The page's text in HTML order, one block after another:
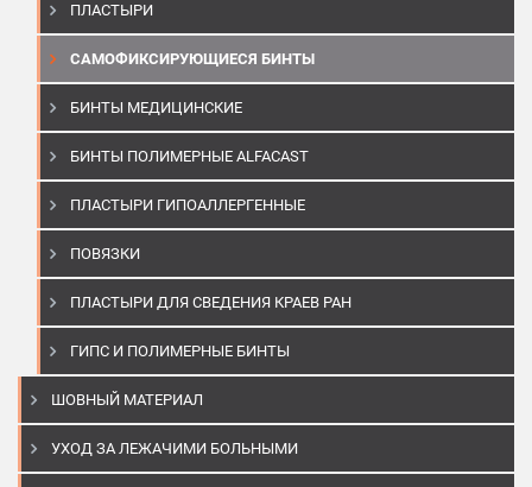
ПЛАСТЫРИ
САМОФИКСИРУЮЩИЕСЯ БИНТЫ
БИНТЫ МЕДИЦИНСКИЕ
БИНТЫ ПОЛИМЕРНЫЕ ALFACAST
ПЛАСТЫРИ ГИПОАЛЛЕРГЕННЫЕ
ПОВЯЗКИ
ПЛАСТЫРИ ДЛЯ СВЕДЕНИЯ КРАЕВ РАН
ГИПС И ПОЛИМЕРНЫЕ БИНТЫ
ШОВНЫЙ МАТЕРИАЛ
УХОД ЗА ЛЕЖАЧИМИ БОЛЬНЫМИ